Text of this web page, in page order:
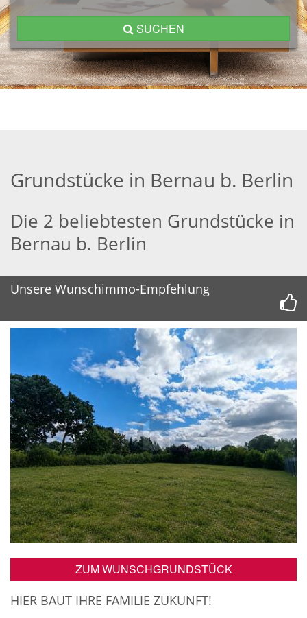
SUCHEN
Grundstücke in Bernau b. Berlin
Die 2 beliebtesten Grundstücke in
Bernau b. Berlin
Unsere Wunschimmo-Empfehlung
ZUM WUNSCHGRUNDSTÜCK
HIER BAUT IHRE FAMILIE ZUKUNFT!